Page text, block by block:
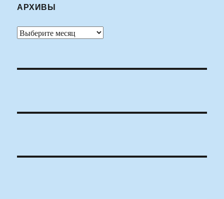
АРХИВЫ
Архивы